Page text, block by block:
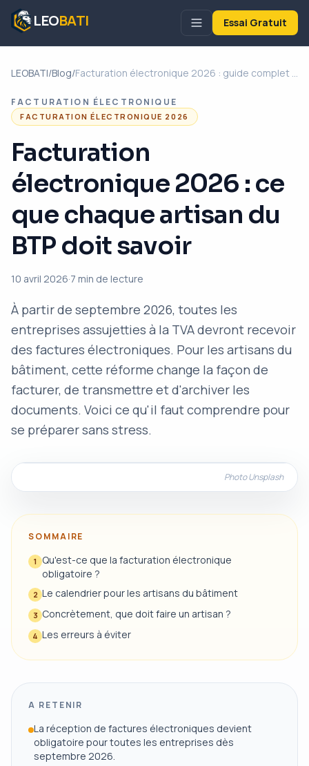
LEOBATI Essai Gratuit
LEOBATI/Blog/ Facturation électronique 2026 : guide complet pour artisans BTP
FACTURATION ÉLECTRONIQUE
FACTURATION ÉLECTRONIQUE 2026
Facturation
électronique 2026 : ce
que chaque artisan du
BTP doit savoir
10 avril 2026·7 min de lecture
À partir de septembre 2026, toutes les
entreprises assujetties à la TVA devront recevoir
des factures électroniques. Pour les artisans du
bâtiment, cette réforme change la façon de
facturer, de transmettre et d'archiver les
documents. Voici ce qu'il faut comprendre pour
se préparer sans stress.
Photo Unsplash
SOMMAIRE
1
Qu'est-ce que la facturation électronique
obligatoire ?
2 Le calendrier pour les artisans du bâtiment
3 Concrètement, que doit faire un artisan ?
4 Les erreurs à éviter
A RETENIR
La réception de factures électroniques devient
obligatoire pour toutes les entreprises dès
septembre 2026.